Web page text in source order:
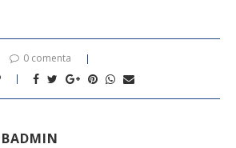
0 comenta